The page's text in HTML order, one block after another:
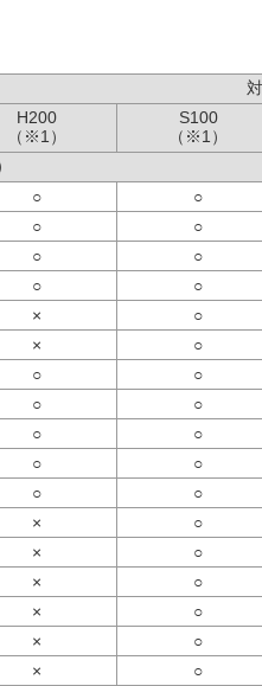
H200
（※1）
S100
（※1）
○
○
○
○
○
○
○
○
×
○
×
○
○
○
○
○
○
○
○
○
○
○
×
○
×
○
×
○
×
○
×
○
×
○